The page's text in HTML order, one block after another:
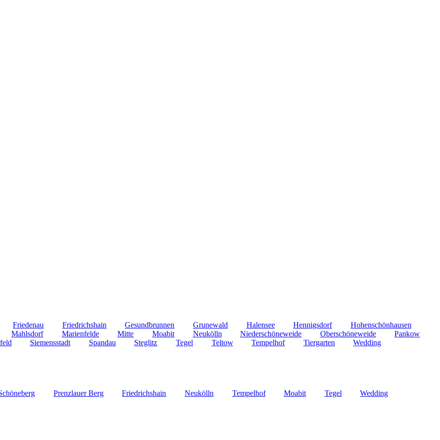
Friedenau Friedrichshain Gesundbrunnen Grunewald Halensee Hennigsdorf
Hohenschönhausen
Mahlsdorf
Marienfelde Mitte Moabit Neukölln Niederschöneweide Oberschöneweide
Pankow
Siemensstadt Spandau Steglitz Tegel Teltow Tempelhof Tiergarten Wedding
Prenzlauer Berg Friedrichshain Neukölln Tempelhof Moabit Tegel Wedding